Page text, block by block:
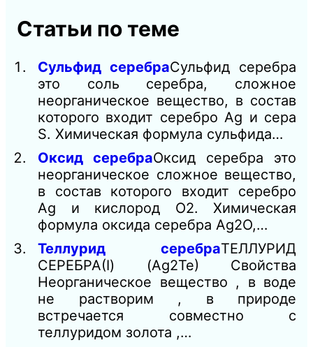
Статьи по теме
Сульфид серебраСульфид серебра
это соль серебра, сложное
неорганическое вещество, в состав
которого входит серебро Ag и сера
S. Химическая формула сульфида…
Оксид серебраОксид серебра это
неорганическое сложное вещество,
в состав которого входит серебро
Ag и кислород О2. Химическая
формула оксида серебра Ag2O,…
Теллурид серебраТЕЛЛУРИД
СЕРЕБРА(I) (Ag2Te) Свойства
Неорганическое вещество , в воде
не растворим , в природе
встречается совместно с
теллуридом золота ,…